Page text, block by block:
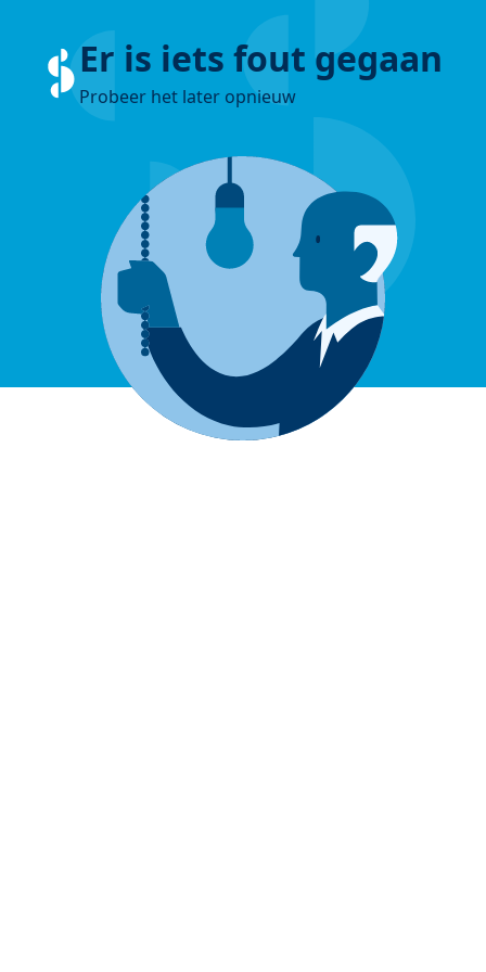
Er is iets fout gegaan
Probeer het later opnieuw